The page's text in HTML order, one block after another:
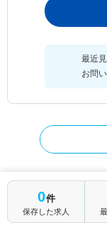
最近
お問
0件
保存した求人
理
都道府県から理学療法